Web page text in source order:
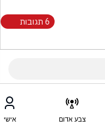
6 תגובות
צבע אדום אישי